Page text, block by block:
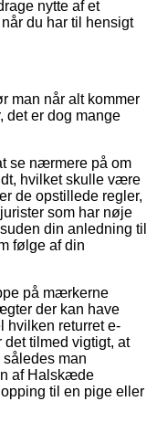
nytte af et
du har til hensigt
man når alt kommer
det er dog mange
se nærmere på om
hvilket skulle være
de opstillede regler,
som har nøje
din anledning til
følge af din
på mærkerne
der kan have
hvilken returret e-
det tilmed vigtigt, at
man
af Halskæde
til en pige eller